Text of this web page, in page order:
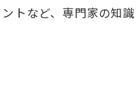
トなど、専門家の知